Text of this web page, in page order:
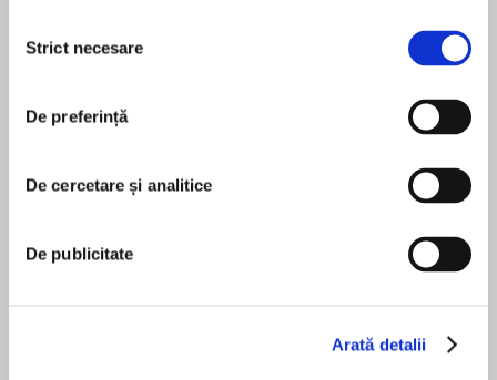
consimțământului
Strict necesare
De preferință
De cercetare și analitice
De publicitate
Arată detalii
pressure*
life, this book will help you do it.'
have been holding you back. Targeting the
În acest moment nu există recenzii
Ceri Evans